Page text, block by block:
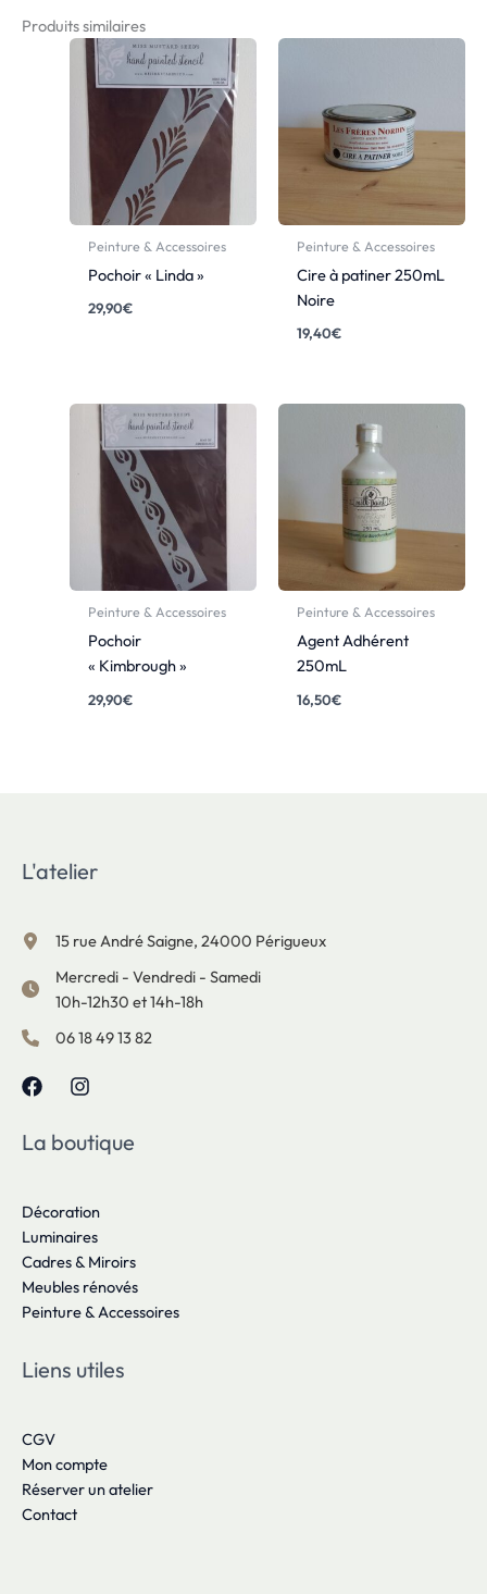
Produits similaires
Peinture & Accessoires
Pochoir « Linda »
29,90€
Peinture & Accessoires
Cire à patiner 250mL
Noire
19,40€
Peinture & Accessoires
Pochoir
« Kimbrough »
29,90€
Peinture & Accessoires
Agent Adhérent
250mL
16,50€
L'atelier
15 rue André Saigne, 24000 Périgueux
Mercredi - Vendredi - Samedi
10h-12h30 et 14h-18h
06 18 49 13 82
La boutique
Décoration
Luminaires
Cadres & Miroirs
Meubles rénovés
Peinture & Accessoires
Liens utiles
CGV
Mon compte
Réserver un atelier
Contact